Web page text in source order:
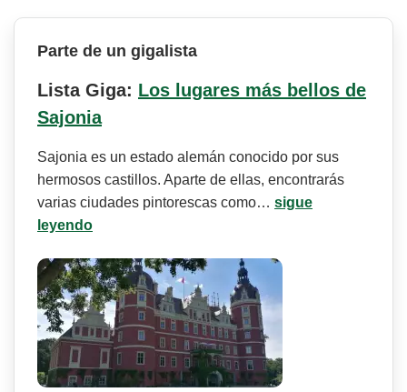
Parte de un gigalista
Lista Giga: Los lugares más bellos de
Sajonia
Sajonia es un estado alemán conocido por sus
hermosos castillos. Aparte de ellas, encontrarás
varias ciudades pintorescas como… sigue
leyendo